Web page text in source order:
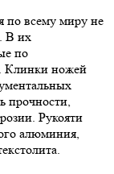
по всему миру не
В их
по
Клинки ножей
прочности,
Рукояти
алюминия,